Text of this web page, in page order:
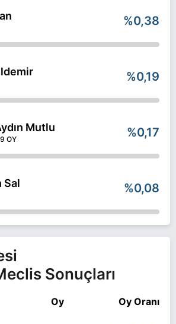
%0,38
%0,19
Mutlu
OY %0,17
Sal %0,08
Sonuçları
Oy Oy Oranı